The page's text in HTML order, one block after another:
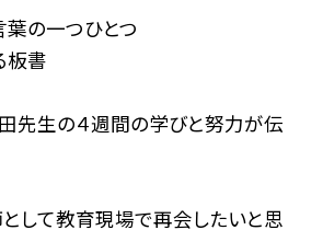
の一つひとつ
板書
先生の４週間の学びと努力が伝
して教育現場で再会したいと思